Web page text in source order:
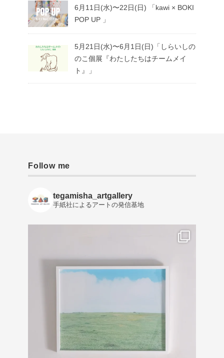
6月11日(水)〜22日(日) 「kawi × BOKI
POP UP 」
5月21日(水)〜6月1日(日)「しらいしの
のこ個展『わたしたちはチームメイ
ト』」
Follow me
tegamisha_artgallery
手紙社によるアートの発信基地